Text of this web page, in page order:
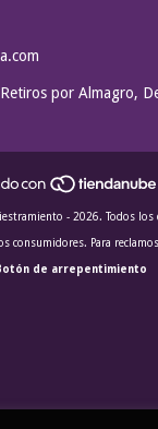
por Almagro,
- 2026. Todos los
consumidores. Para reclamos
de arrepentimiento